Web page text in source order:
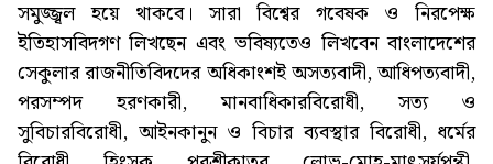
সমুজ্জ্বল হয়ে থাকবে। সারা বিশ্বের গবেষক ও নিরপেক্ষ
ইতিহাসবিদগণ লিখছেন এবং ভবিষ্যতেও লিখবেন বাংলাদেশের
সেকুলার রাজনীতিবিদদের অধিকাংশই অসত্যবাদী, আধিপত্যবাদী,
পরসম্পদ হরণকারী, মানবাধিকারবিরোধী, সত্য ও
সুবিচারবিরোধী, আইনকানুন ও বিচার ব্যবস্থার বিরোধী, ধর্মের